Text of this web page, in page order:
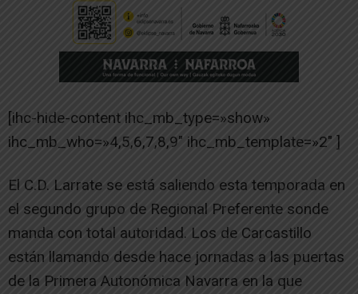
[ihc-hide-content ihc_mb_type=»show»
ihc_mb_who=»4,5,6,7,8,9″ ihc_mb_template=»2″ ]
El C.D. Larrate se está saliendo esta temporada en
el segundo grupo de Regional Preferente sonde
manda con total autoridad. Los de Carcastillo
están llamando desde hace jornadas a las puertas
de la Primera Autonómica Navarra en la que